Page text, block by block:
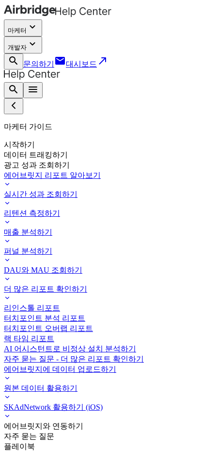
마케터 keyboard_arrow_down
개발자 keyboard_arrow_down
search
문의하기 email대시보드 call_made
search menu
마케터 가이드
시작하기
데이터 트래킹하기
광고 성과 조회하기
에어브릿지 리포트 알아보기
실시간 성과 조회하기
리텐션 측정하기
매출 분석하기
퍼널 분석하기
DAU와 MAU 조회하기
더 많은 리포트 확인하기
리인스톨 리포트
터치포인트 분석 리포트
터치포인트 오버랩 리포트
랙 타임 리포트
AI 어시스턴트로 비정상 설치 분석하기
자주 묻는 질문 - 더 많은 리포트 확인하기
에어브릿지에 데이터 업로드하기
원본 데이터 활용하기
SKAdNetwork 활용하기 (iOS)
에어브릿지와 연동하기
자주 묻는 질문
플레이북